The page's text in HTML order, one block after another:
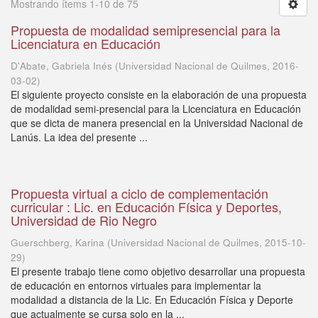
Mostrando ítems 1-10 de 75
Propuesta de modalidad semipresencial para la
Licenciatura en Educación
D'Abate, Gabriela Inés (Universidad Nacional de Quilmes, 2016-
03-02)
El siguiente proyecto consiste en la elaboración de una propuesta
de modalidad semi-presencial para la Licenciatura en Educación
que se dicta de manera presencial en la Universidad Nacional de
Lanús. La idea del presente ...
Propuesta virtual a ciclo de complementación
curricular : Lic. en Educación Física y Deportes,
Universidad de Rio Negro
Guerschberg, Karina (Universidad Nacional de Quilmes, 2015-10-
29)
El presente trabajo tiene como objetivo desarrollar una propuesta
de educación en entornos virtuales para implementar la
modalidad a distancia de la Lic. En Educación Física y Deporte
que actualmente se cursa solo en la ...